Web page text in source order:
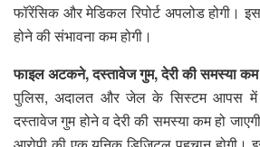
फॉरेंसिक और मेडिकल रिपोर्ट अपलोड होगी।
होने की संभावना कम होगी।
फाइल अटकने, दस्तावेज गुम, देरी की समस्या कम
पुलिस, अदालत और जेल के सिस्टम आपस
दस्तावेज गुम होने व देरी की समस्या कम हो